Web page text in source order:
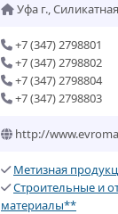
Уфа г.,
+7 (347) 2798801
+7 (347) 2798802
+7 (347) 2798804
+7 (347) 2798803
http://
Метизная
Строительные и
материалы**